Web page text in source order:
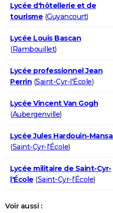
Lycée d'hôtellerie et de
tourisme (Guyancourt)
Lycée Louis Bascan
(Rambouillet)
Lycée professionnel Jean
Perrin (Saint-Cyr-l'École)
Lycée Vincent Van Gogh
(Aubergenville)
Lycée Jules Hardouin-
(Saint-Cyr-l'École)
Lycée militaire de Saint-Cyr-
l'École (Saint-Cyr-l'École)
Voir aussi :